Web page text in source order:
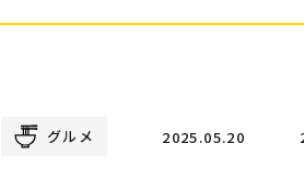
グルメ 2025.05.20